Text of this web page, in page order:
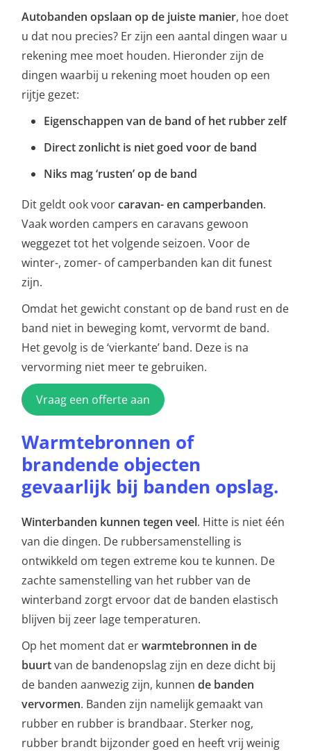
Autobanden opslaan op de juiste manier, hoe doet
u dat nou precies? Er zijn een aantal dingen waar u
rekening mee moet houden. Hieronder zijn de
dingen waarbij u rekening moet houden op een
rijtje gezet:
Eigenschappen van de band of het rubber zelf
Direct zonlicht is niet goed voor de band
Niks mag ‘rusten’ op de band
Dit geldt ook voorcaravan- en camperbanden.
Vaak worden campers en caravans gewoon
weggezet tot het volgende seizoen. Voor de
winter-, zomer- of camperbanden kan dit funest
zijn.
Omdat het gewicht constant op de band rust en de
band niet in beweging komt, vervormt de band.
Het gevolg is de ‘vierkante’ band. Deze is na
vervorming niet meer te gebruiken.
Vraag een offerte aan
Warmtebronnen of
brandende objecten
gevaarlijk bij banden opslag.
Winterbanden kunnen tegen veel. Hitte is niet één
van die dingen. De rubbersamenstelling is
ontwikkeld om tegen extreme kou te kunnen. De
zachte samenstelling van het rubber van de
winterband zorgt ervoor dat de banden elastisch
blijven bij zeer lage temperaturen.
Op het moment dat erwarmtebronnen in de
buurtvan de bandenopslag zijn en deze dicht bij
de banden aanwezig zijn, kunnende banden
vervormen. Banden zijn namelijk gemaakt van
rubber en rubber is brandbaar. Sterker nog,
rubber brandt bijzonder goed en heeft vrij weinig